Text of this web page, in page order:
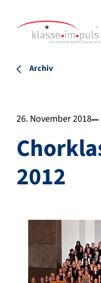
Archiv
26. November 2018
2012